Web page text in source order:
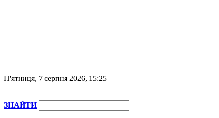
П'ятниця, 7 серпня 2026, 15:25
ЗНАЙТИ